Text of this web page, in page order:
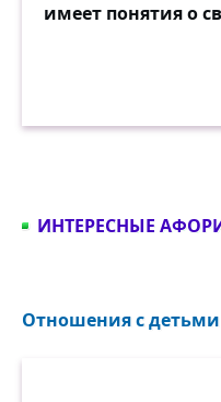
имеет понятия о
ИНТЕРЕСНЫЕ
Отношения с